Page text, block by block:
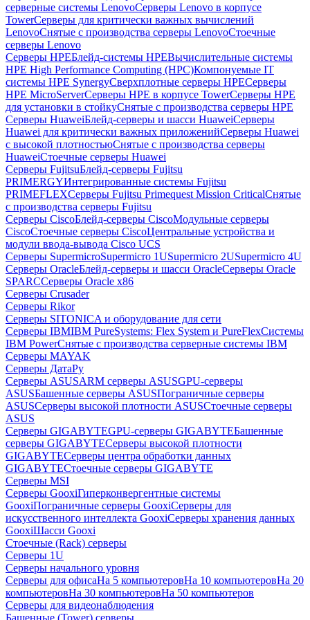
серверные системы LenovoСерверы Lenovo в корпусе
TowerСерверы для критически важных вычислений
LenovoСнятые с производства серверы LenovoСтоечные
серверы Lenovo
Серверы HPEБлейд-системы HPEВычислительные системы
HPE High Performance Computing (HPC)Компонуемые IT
системы HPE SynergyСверхплотные серверы HPEСерверы
HPE MicroServerСерверы HPE в корпусе TowerСерверы HPE
для установки в стойкуСнятые с производства серверы HPE
Серверы HuaweiБлейд-серверы и шасси HuaweiСерверы
Huawei для критически важных приложенийСерверы Huawei
с высокой плотностьюСнятые с производства серверы
HuaweiСтоечные серверы Huawei
Серверы FujitsuБлейд-серверы Fujitsu
PRIMERGYИнтегрированные системы Fujitsu
PRIMEFLEXСерверы Fujitsu Primequest Mission CriticalСнятые
с производства серверы Fujitsu
Серверы CiscoБлейд-серверы CiscoМодульные серверы
CiscoСтоечные серверы CiscoЦентральные устройства и
модули ввода-вывода Cisco UCS
Серверы SupermicroSupermicro 1USupermicro 2USupermicro 4U
Серверы OracleБлейд-серверы и шасси OracleСерверы Oracle
SPARCСерверы Oracle x86
Серверы Crusader
Серверы Rikor
Серверы SITONICA и оборудование для сети
Серверы IBMIBM PureSystems: Flex System и PureFlexСистемы
IBM PowerСнятые с производства серверные системы IBM
Серверы MAYAK
Серверы ДатаРу
Серверы ASUSARM серверы ASUSGPU-серверы
ASUSБашенные серверы ASUSПограничные серверы
ASUSСерверы высокой плотности ASUSСтоечные серверы
ASUS
Серверы GIGABYTEGPU-серверы GIGABYTEБашенные
серверы GIGABYTEСерверы высокой плотности
GIGABYTEСерверы центра обработки данных
GIGABYTEСтоечные серверы GIGABYTE
Серверы MSI
Серверы GooxiГиперконвергентные системы
GooxiПограничные серверы GooxiСерверы для
искусственного интеллекта GooxiСерверы хранения данных
GooxiШасси Gooxi
Стоечные (Rack) серверы
Серверы 1U
Серверы начального уровня
Серверы для офисаНа 5 компьютеровНа 10 компьютеровНа 20
компьютеровНа 30 компьютеровНа 50 компьютеров
Серверы для видеонаблюдения
Башенные (Tower) серверы